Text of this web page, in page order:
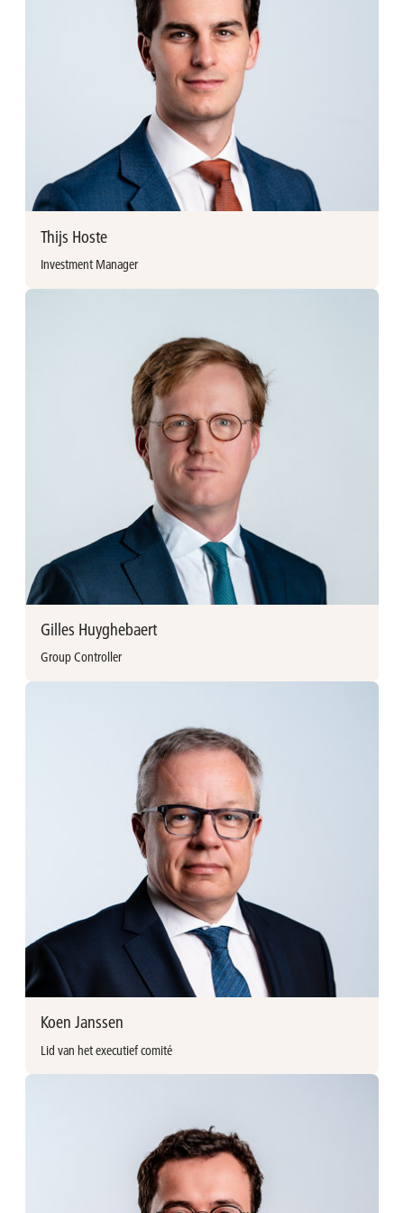
lydie@avh.be
+32 (0)3 897 92 22
/anherremans
2016. Hij behaalde een licentiaat in rechten aan de
Universiteit van Antwerpen (1993).
Voor hij AvH vervoegde was hij schepen van de Stad
Antwerpen voor Cultuur, Economie, Stads- en
Buurtonderhoud, Patrimonium en Erediensten.
Philip Heylen
philip.heylen@avh.be
+32 (0)3 376 88 49
Thijs Hoste
Investment Manager
Thijs Hoste vervoegde Ackermans & van Haaren in 2020 als
Investment associate. Hij behaalde een Master
Handelsingenieur aan de Universiteit Gent. Thijs werkte
voordien als consultant bij EY Transaction Advisory Services,
en als equity research analist bij Degroof Petercam en
Thijs Hoste
Investment manager
thijs.hoste@avh.be
+32 (0)3 897 92 35
Gilles Huyghebaert
Group Controller
Gilles Huyghebaert vervoegde Ackermans & van Haaren in
2017 als Group Controller. Hij behaalde een masterdiploma
aan de Universiteit van Maastricht en de Vlerick School of
Management. Gilles werkte voordien als financieel adviseur
bij KPMG en daarna NX Partners.
Gilles Huyghebaert
Group controller
gilles.huyghebaert@avh.be
+32 (0)3 897 92 14
Koen Janssen
Lid van het executief comité
Koen Janssen (°1970, Belg)
Lid van het executief comité
Sinds 2001 bij AvH